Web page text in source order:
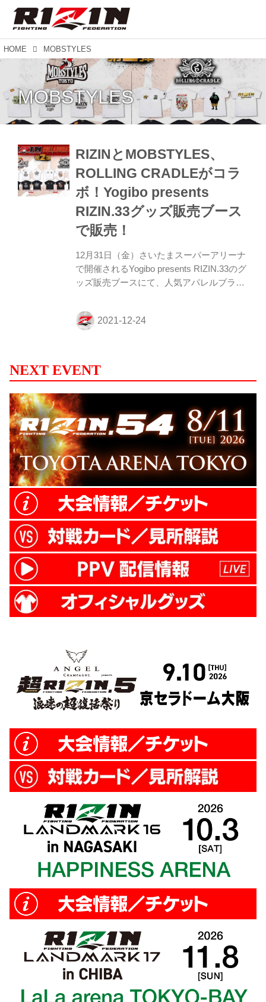
HOME MOBSTYLES
MOBSTYLES
RIZINとMOBSTYLES、
ROLLING CRADLEがコラ
ボ！Yogibo presents
RIZIN.33グッズ販売ブース
で販売！
12月31日（金）さいたまスーパーアリーナ
で開催されるYogibo presents RIZIN.33のグ
ッズ販売ブースにて、人気アパレルブラン
「ROLLING CRADLE（ローリングクレイ
ドル）」とのコラボグッズを販売するぞ！
営業時間 2021年12月31日（金）9:00〜 ブ
ース場所 さいたまスーパーアリーナ コミ
ュニティアリーナ内 ※チケットがなくても
ご入場いただけます。 来場のご案内
Yogibo presents RIZIN.33 - RIZIN...
NEXT EVENT